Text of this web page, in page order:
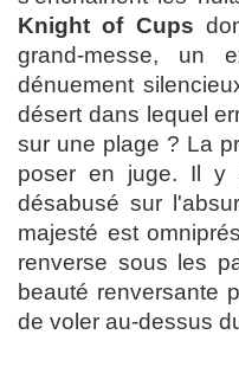
Knight of Cups
grand-messe, un
dénuement
désert dans lequel
sur une plage ? La
poser en juge. Il y
désabusé sur
majesté est
renverse sous les
beauté renversante
de voler au-dessus